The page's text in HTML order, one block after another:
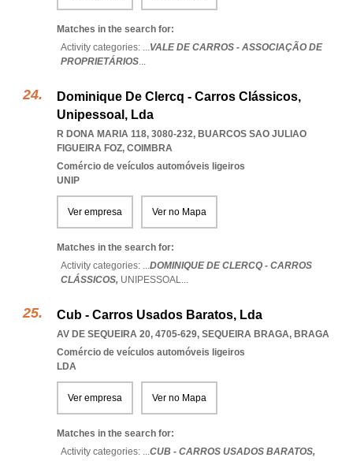
Matches in the search for:
Activity categories: ...VALE DE CARROS - ASSOCIAÇÃO DE
PROPRIETÁRIOS...
Dominique De Clercq - Carros Clássicos,
Unipessoal, Lda
R DONA MARIA 118, 3080-232, BUARCOS SAO JULIAO
FIGUEIRA FOZ, COIMBRA
Comércio de veículos automóveis ligeiros
UNIP
Ver empresa Ver no Mapa
Matches in the search for:
Activity categories: ...DOMINIQUE DE CLERCQ - CARROS
CLÁSSICOS, UNIPESSOAL...
Cub - Carros Usados Baratos, Lda
AV DE SEQUEIRA 20, 4705-629, SEQUEIRA BRAGA, BRAGA
Comércio de veículos automóveis ligeiros
LDA
Ver empresa Ver no Mapa
Matches in the search for:
Activity categories: ...CUB - CARROS USADOS BARATOS,